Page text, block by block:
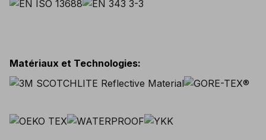
Matériaux et Technologies: